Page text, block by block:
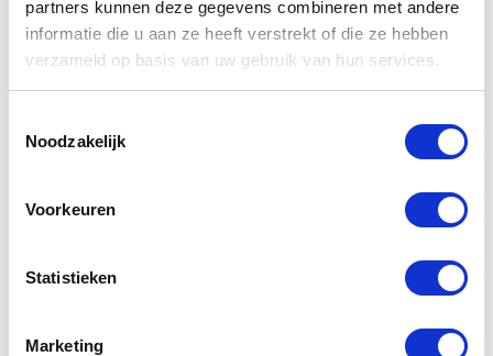
partners kunnen deze gegevens combineren met andere
informatie die u aan ze heeft verstrekt of die ze hebben
verzameld op basis van uw gebruik van hun services.
Noodzakelijk
Voorkeuren
Statistieken
Marketing
Fysieke belasting
Criminaliteitspreventie
EHBO
Lifestyle